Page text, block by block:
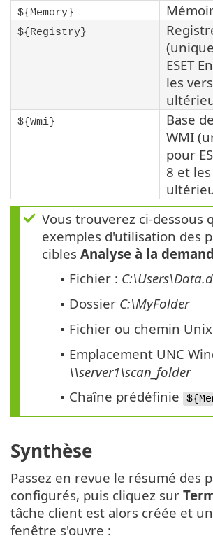
${Memory}
${Registry}
ESET
les
${Wmi}
Base
WMI
pour
8 et
Vous trouverez ci-dessous
exemples d'utilisation des
cibles Analyse à la
▪ Fichier :
▪ Dossier C:\MyFolder
▪ Fichier ou chemin Unix
▪ Emplacement UNC
\\server1\scan_folder
▪ Chaîne prédéfinie
Synthèse
Passez en revue le résumé des
configurés, puis cliquez sur
tâche client est alors créée et
fenêtre s'ouvre :